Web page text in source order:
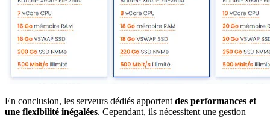
En conclusion, les serveurs dédiés apportent des performances et
une flexibilité inégalées. Cependant, ils nécessitent une gestion